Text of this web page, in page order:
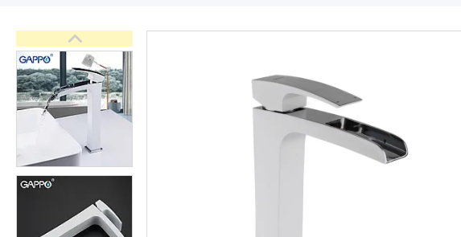
Душові трапи, дренажні
канали
Аксесуари для ванної
кімнати
Запчастини та комплектуючі
Гнучкі шланги (підведення)
Кухонні мийки
Рушникосушарки